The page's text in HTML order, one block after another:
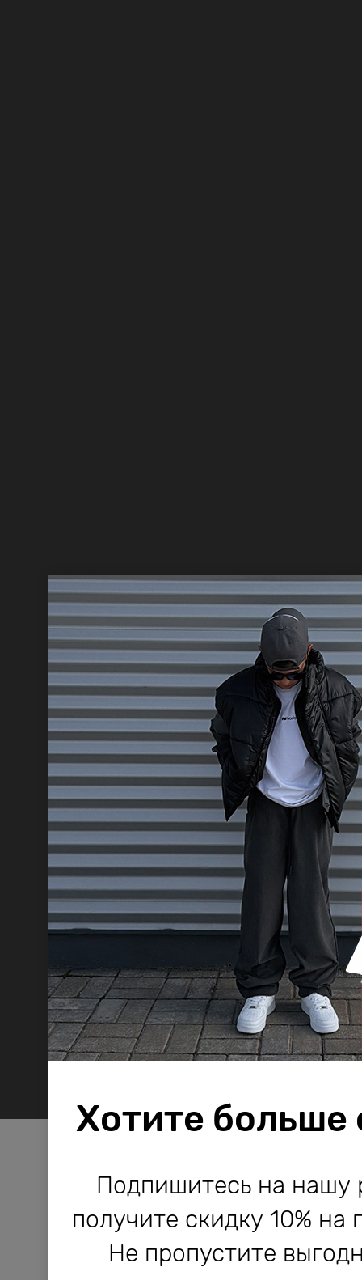
Компания Bodo
и другие технологии,
работы сайта и его
Компания Bodo
и другие технологии,
работы сайта и его
Хотите больше
Подпишитесь на нашу
получите скидку 10% на
Не пропустите